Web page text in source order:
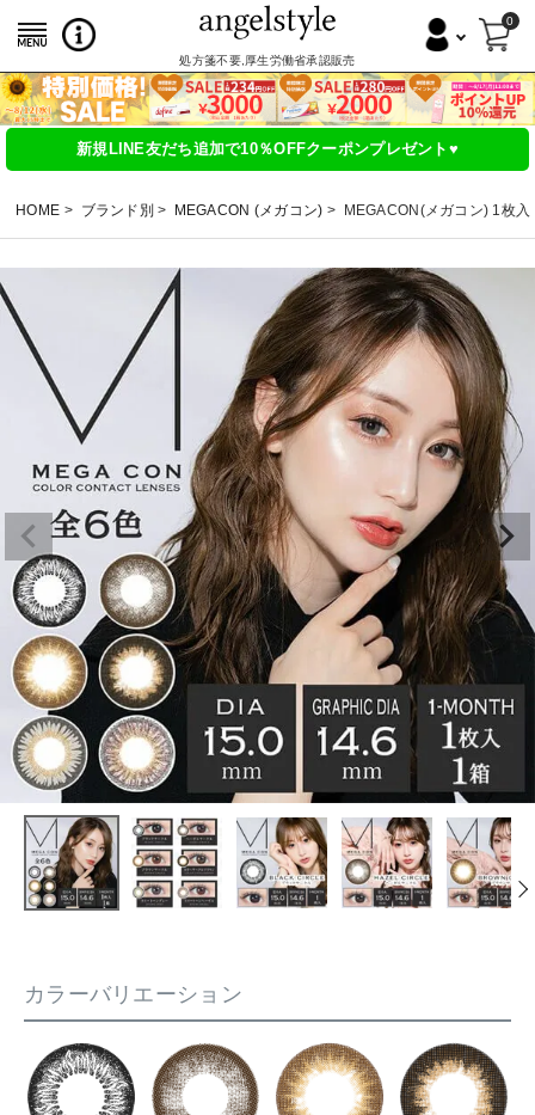
処方箋不要,厚生労働省承認販売
0
新規LINE友だち追加で10％OFFクーポンプレゼント♥
HOME ブランド別 MEGACON (メガコン) MEGACON(メガコン) 1枚入
カラーバリエーション